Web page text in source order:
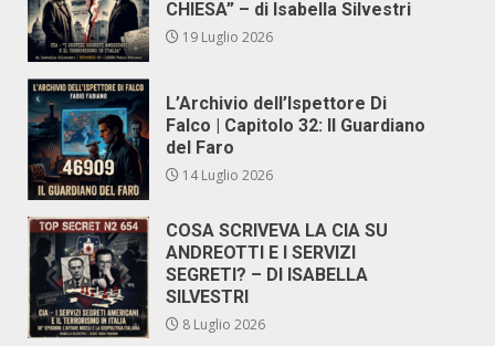
CHIESA” – di Isabella Silvestri
19 Luglio 2026
L’Archivio dell’Ispettore Di
Falco | Capitolo 32: Il Guardiano
del Faro
14 Luglio 2026
COSA SCRIVEVA LA CIA SU
ANDREOTTI E I SERVIZI
SEGRETI? – DI ISABELLA
SILVESTRI
8 Luglio 2026